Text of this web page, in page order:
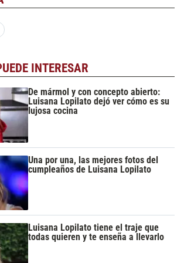
INTERESAR
De mármol y con concepto abierto:
Luisana Lopilato dejó ver cómo es su
lujosa cocina
Una por una, las mejores fotos del
cumpleaños de Luisana Lopilato
Luisana Lopilato tiene el traje que
todas quieren y te enseña a llevarlo